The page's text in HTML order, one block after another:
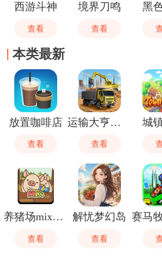
西游斗神
查看
境界刀鸣
查看
黑
本类最新
放置咖啡店
查看
运输大亨帝国城市
查看
城
养猪场mix官方最新版
查看
解忧梦幻岛
查看